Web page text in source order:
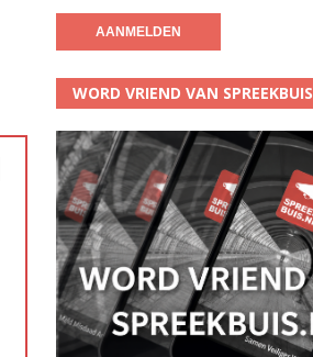
WORD VRIEND VAN SPREEKBUIS